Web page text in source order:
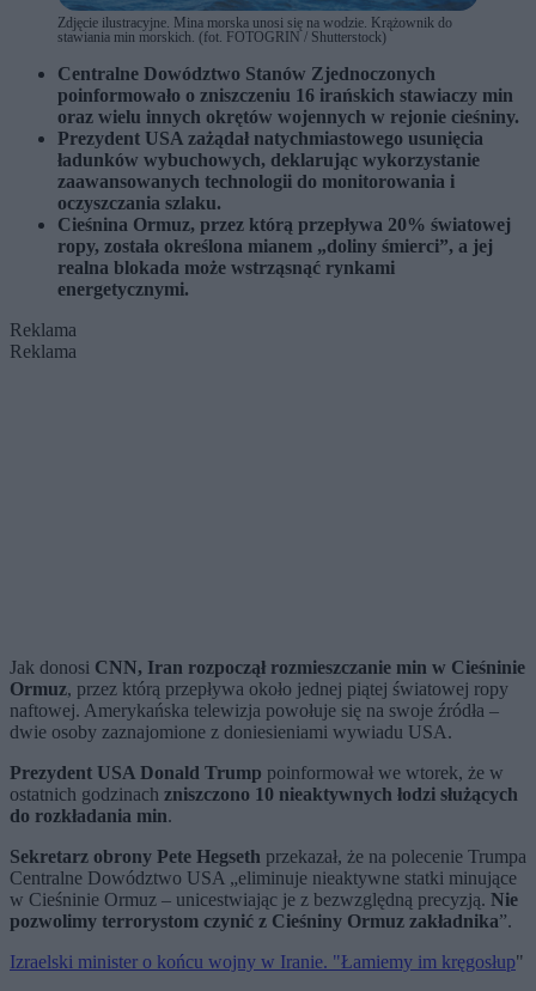
Zdjęcie ilustracyjne. Mina morska unosi się na wodzie. Krążownik do
stawiania min morskich. (fot. FOTOGRIN / Shutterstock)
Centralne Dowództwo Stanów Zjednoczonych
poinformowało o zniszczeniu 16 irańskich stawiaczy min
oraz wielu innych okrętów wojennych w rejonie cieśniny.
Prezydent USA zażądał natychmiastowego usunięcia
ładunków wybuchowych, deklarując wykorzystanie
zaawansowanych technologii do monitorowania i
oczyszczania szlaku.
Cieśnina Ormuz, przez którą przepływa 20% światowej
ropy, została określona mianem „doliny śmierci”, a jej
realna blokada może wstrząsnąć rynkami
energetycznymi.
Reklama
Reklama
Jak donosi CNN, Iran rozpoczął rozmieszczanie min w Cieśninie
Ormuz, przez którą przepływa około jednej piątej światowej ropy
naftowej. Amerykańska telewizja powołuje się na swoje źródła –
dwie osoby zaznajomione z doniesieniami wywiadu USA.
Prezydent USA Donald Trump poinformował we wtorek, że w
ostatnich godzinach zniszczono 10 nieaktywnych łodzi służących
do rozkładania min.
Sekretarz obrony Pete Hegseth przekazał, że na polecenie Trumpa
Centralne Dowództwo USA „eliminuje nieaktywne statki minujące
w Cieśninie Ormuz – unicestwiając je z bezwzględną precyzją. Nie
pozwolimy terrorystom czynić z Cieśniny Ormuz zakładnika”.
Izraelski minister o końcu wojny w Iranie. "Łamiemy im kręgosłup"